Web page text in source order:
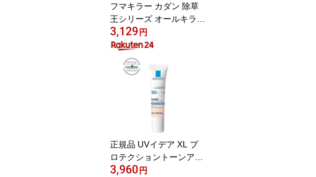
フマキラー カダン 除草
王シリーズ オールキラー
粒剤(3kg)【カダン】
3,129円
正規品 UVイデア XL プ
ロテクショントーンアッ
プ ローズ(30ml)【lvp】
3,960円